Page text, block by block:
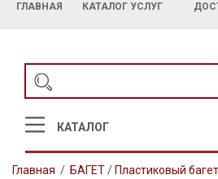
ГЛАВНАЯ КАТАЛОГ УСЛУГ
КАТАЛОГ
Главная / БАГЕТ/ Пластиковый багет